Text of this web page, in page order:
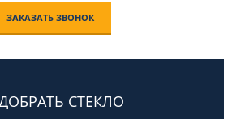
ЗАКАЗАТЬ ЗВОНОК
СТЕКЛО